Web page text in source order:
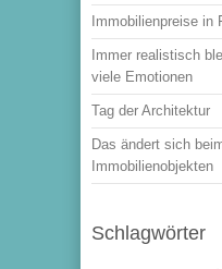
Immobilienpreise in
Immer realistisch
viele Emotionen
Tag der Architektur
Das ändert sich
Immobilienobjekten
Schlagwörter